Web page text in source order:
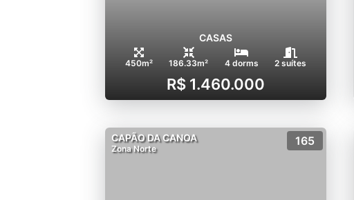
CASAS
450m² 186.33m² 4 dorms 2 suítes
R$ 1.460.000
CAPÃO DA CANOA
Zona Norte
165